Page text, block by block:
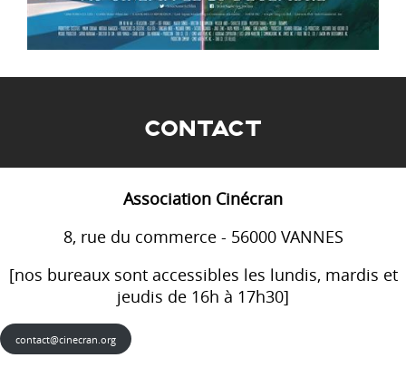
CONTACT
Association Cinécran
8, rue du commerce - 56000 VANNES
[nos bureaux sont accessibles les lundis, mardis et
jeudis de 16h à 17h30]
contact@cinecran.org